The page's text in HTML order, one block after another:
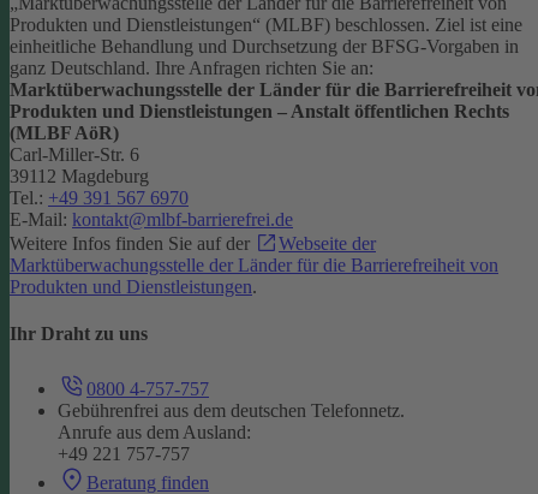
Produkten und Dienstleistungen“ (MLBF) beschlossen. Ziel ist eine
einheitliche Behandlung und Durchsetzung der BFSG-Vorgaben in
ganz Deutschland. Ihre Anfragen richten Sie an:
Marktüberwachungsstelle der Länder für die Barrierefreiheit
Produkten und Dienstleistungen – Anstalt öffentlichen Rechts
(MLBF AöR)
Carl-Miller-Str. 6
39112 Magdeburg
Tel.: +49 391 567 6970
E-Mail: kontakt@mlbf-barrierefrei.de
Weitere Infos finden Sie auf der
Webseite der
Marktüberwachungsstelle der Länder für die Barrierefreiheit von
Produkten und Dienstleistungen.
Ihr Draht zu uns
0800 4-757-757
Gebührenfrei aus dem deutschen Telefonnetz.
Anrufe aus dem Ausland:
+49 221 757-757
Beratung finden